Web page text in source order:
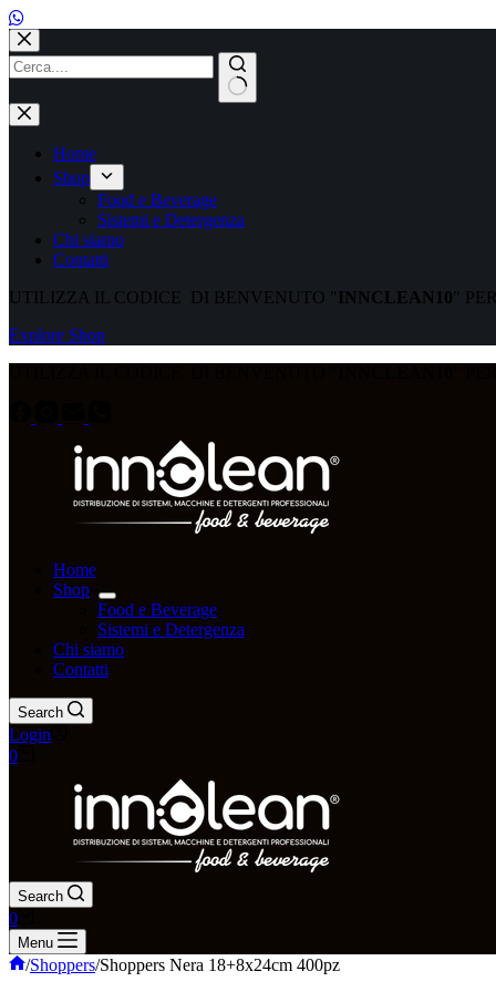
Home
Shop
Food e Beverage
Sistemi e Detergenza
Chi siamo
Contatti
UTILIZZA IL CODICE DI BENVENUTO " INNCLEAN10"
Explore Shop
Home
Shop
Food e Beverage
Sistemi e Detergenza
Chi siamo
Contatti
Search
Login
0
Search
0
Menu
/Shoppers/Shoppers Nera 18+8x24cm 400pz